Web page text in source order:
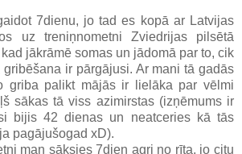
7dienu, jo tad es kopā ar Latvijas
uz treniņnometni Zviedrijas pilsētā
jākrāmē somas un jādomā par to, cik
ir pārgājusi. Ar mani tā gadās
griba palikt mājās ir lielāka par vēlmi
sākas tā viss azimirstas (izņēmums ir
bijis 42 dienas un neatceries kā tās
pagājušogad xD).
man sāksies 7dien agri no rīta, jo citu